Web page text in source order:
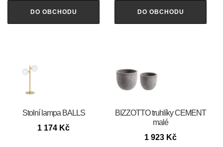
DO OBCHODU DO OBCHODU
Stolní lampa BALLS
1 174 Kč
BIZZOTTO truhlíky CEMENT
malé
1 923 Kč